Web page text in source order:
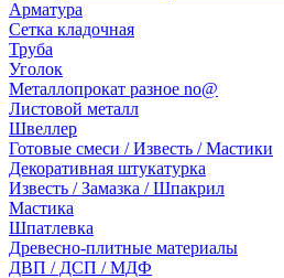
Арматура
Сетка кладочная
Труба
Уголок
Металлопрокат разное no@
Листовой металл
Швеллер
Готовые смеси / Известь / Мастики
Декоративная штукатурка
Известь / Замазка / Шпакрил
Мастика
Шпатлевка
Древесно-плитные материалы
ДВП / ДСП / МДФ